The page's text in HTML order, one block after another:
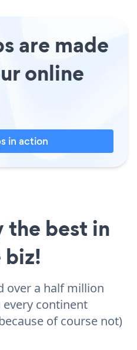
are made
online
in action
the best in
over a half million
every continent
of course not)